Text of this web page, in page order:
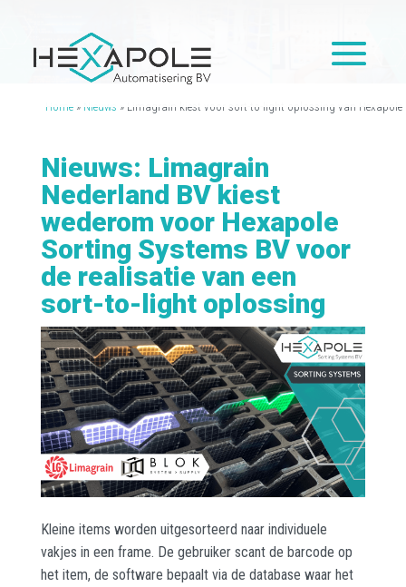
Home» Nieuws » Limagrain kiest voor sort-to-light oplossing van Hexapole
Nieuws: Limagrain
Nederland BV kiest
wederom voor Hexapole
Sorting Systems BV voor
de realisatie van een
sort-to-light oplossing
Kleine items worden uitgesorteerd naar individuele
vakjes in een frame. De gebruiker scant de barcode op
het item, de software bepaalt via de database waar het